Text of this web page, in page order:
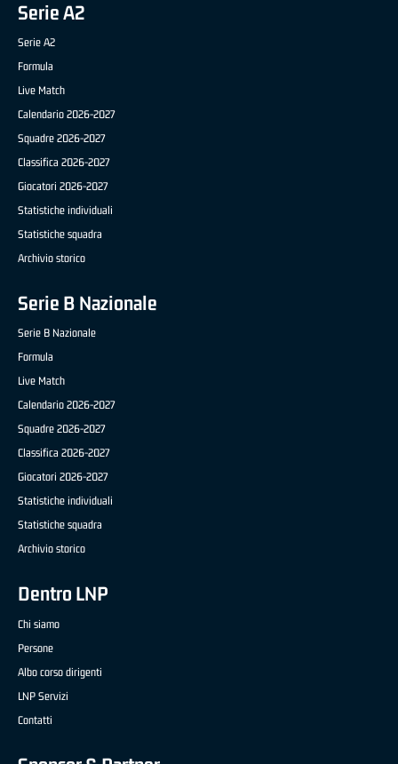
Serie A2
Serie A2
Formula
Live Match
Calendario 2026-2027
Squadre 2026-2027
Classifica 2026-2027
Giocatori 2026-2027
Statistiche individuali
Statistiche squadra
Archivio storico
Serie B Nazionale
Serie B Nazionale
Formula
Live Match
Calendario 2026-2027
Squadre 2026-2027
Classifica 2026-2027
Giocatori 2026-2027
Statistiche individuali
Statistiche squadra
Archivio storico
Dentro LNP
Chi siamo
Persone
Albo corso dirigenti
LNP Servizi
Contatti